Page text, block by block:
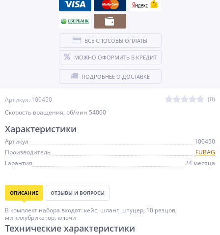
Артикул: 100450
(0)
Скорость вращения, об/мин 54000
ВСЕ СПОСОБЫ ОПЛАТЫ
МОЖНО ОФОРМИТЬ В КРЕДИТ
ПОДРОБНЕЕ О ДОСТАВКЕ
Характеристики
Артикул
100450
Производитель
FUBAG
Гарантия
24 месяца
ОПИСАНИЕ ОТЗЫВЫ И ВОПРОСЫ
В комплект набора входят: кейс, шланг, штуцер, 10 резцов,
минилубрикатор, ключи
Технические характеристики